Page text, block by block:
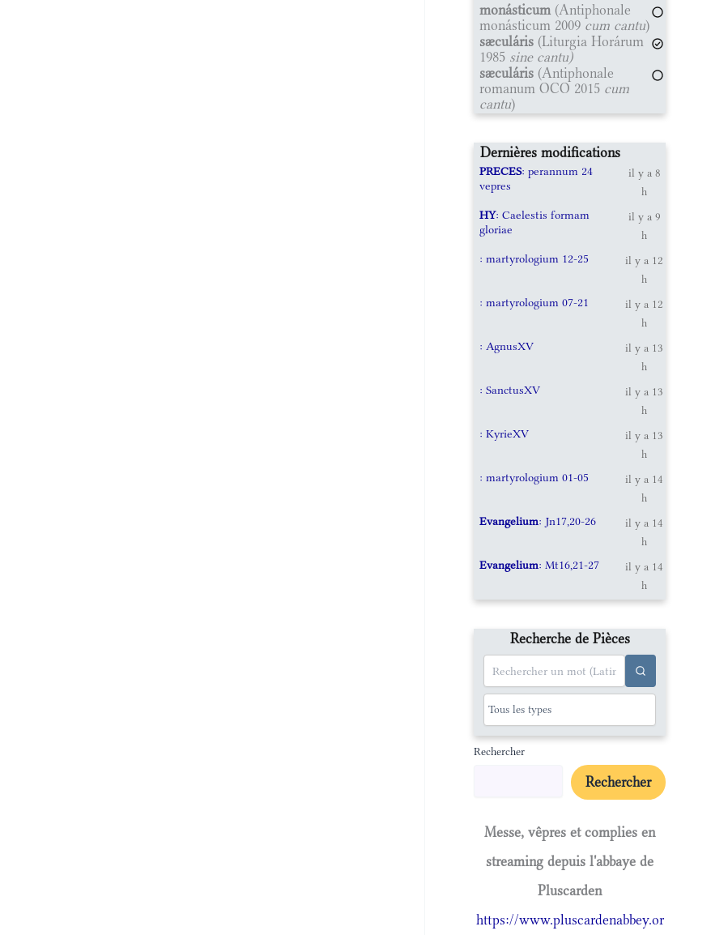
monásticum (Antiphonale
monásticum 2009 cum cantu)
sæculáris (Liturgia Horárum
1985 sine cantu)
sæculáris (Antiphonale
romanum OCO 2015 cum
cantu)
Dernières modifications
PRECES: perannum 24
vepres
il y a 8
h
HY: Caelestis formam
gloriae
il y a 9
h
: martyrologium 12-25
il y a 12
h
: martyrologium 07-21
il y a 12
h
: AgnusXV
il y a 13
h
: SanctusXV
il y a 13
h
: KyrieXV
il y a 13
h
: martyrologium 01-05
il y a 14
h
Evangelium: Jn17,20-26
il y a 14
h
Evangelium: Mt16,21-27
il y a 14
h
Recherche de Pièces
Rechercher
Rechercher
Messe, vêpres et complies en
streaming depuis l'abbaye de
Pluscarden
https://www.pluscardenabbey.or